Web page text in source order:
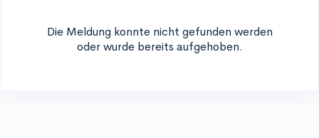
Die Meldung konnte nicht gefunden werden
oder wurde bereits aufgehoben.